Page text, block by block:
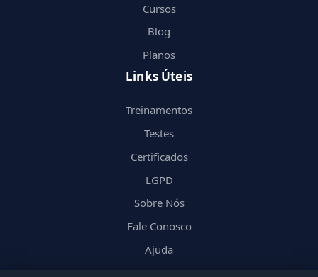
Cursos
Blog
Planos
Links Úteis
Treinamentos
Testes
Certificados
LGPD
Sobre Nós
Fale Conosco
Ajuda